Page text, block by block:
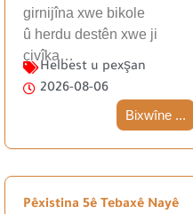
girnijîna xwe bikole
û herdu destên xwe ji
çivîka…
Helbest u pexşan
2026-08-06
Bixwîne ...
Pêxistina 5ê Tebaxê Nayê